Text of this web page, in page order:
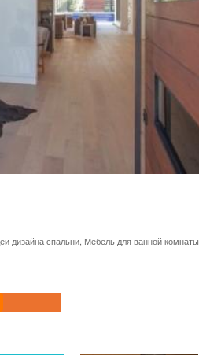
дизайна спальни Мебель для ванной комнаты